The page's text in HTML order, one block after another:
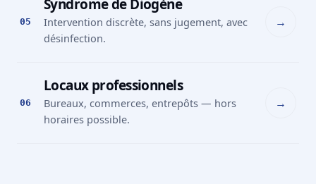
05
Syndrome de Diogène
Intervention discrète, sans jugement, avec
désinfection.
→
06
Locaux professionnels
Bureaux, commerces, entrepôts — hors
horaires possible.
→